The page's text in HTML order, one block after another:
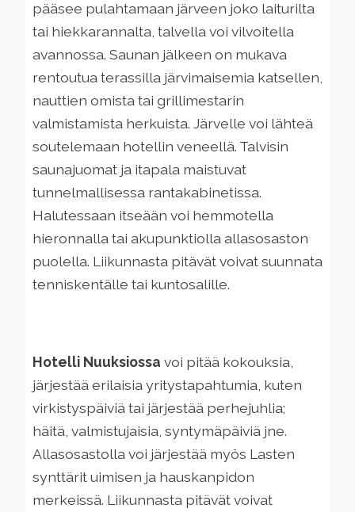
pääsee pulahtamaan järveen joko laiturilta
tai hiekkarannalta, talvella voi vilvoitella
avannossa. Saunan jälkeen on mukava
rentoutua terassilla järvimaisemia katsellen,
nauttien omista tai grillimestarin
valmistamista herkuista. Järvelle voi lähteä
soutelemaan hotellin veneellä. Talvisin
saunajuomat ja itapala maistuvat
tunnelmallisessa rantakabinetissa.
Halutessaan itseään voi hemmotella
hieronnalla tai akupunktiolla allasosaston
puolella. Liikunnasta pitävät voivat suunnata
tenniskentälle tai kuntosalille.
Hotelli Nuuksiossa voi pitää kokouksia,
järjestää erilaisia yritystapahtumia, kuten
virkistyspäiviä tai järjestää perhejuhlia;
häitä, valmistujaisia, syntymäpäiviä jne.
Allasosastolla voi järjestää myös Lasten
synttärit uimisen ja hauskanpidon
merkeissä. Liikunnasta pitävät voivat